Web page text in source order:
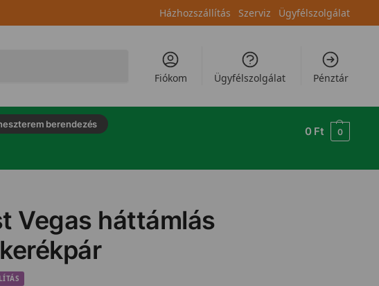
Házhozszállítás Szerviz Ügyfélszolgálat
Fiókom Ügyfélszolgálat Pénztár
berendezés
0 Ft 0
Vegas háttámlás